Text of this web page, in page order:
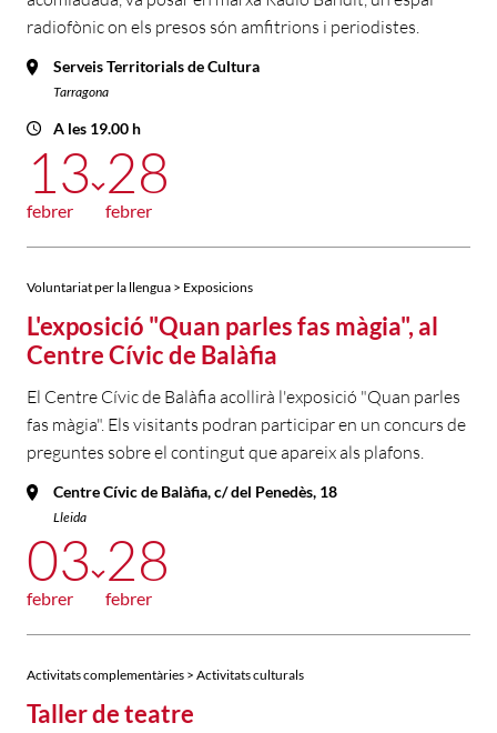
radiofònic on els presos són amfitrions i periodistes.
Serveis Territorials de Cultura
Tarragona
A les 19.00 h
13
febrer
28
febrer
Voluntariat per la llengua > Exposicions
L'exposició "Quan parles fas màgia", al
Centre Cívic de Balàfia
El Centre Cívic de Balàfia acollirà l'exposició "Quan parles
fas màgia". Els visitants podran participar en un concurs de
preguntes sobre el contingut que apareix als plafons.
Centre Cívic de Balàfia, c/ del Penedès, 18
Lleida
03
febrer
28
febrer
Activitats complementàries > Activitats culturals
Taller de teatre